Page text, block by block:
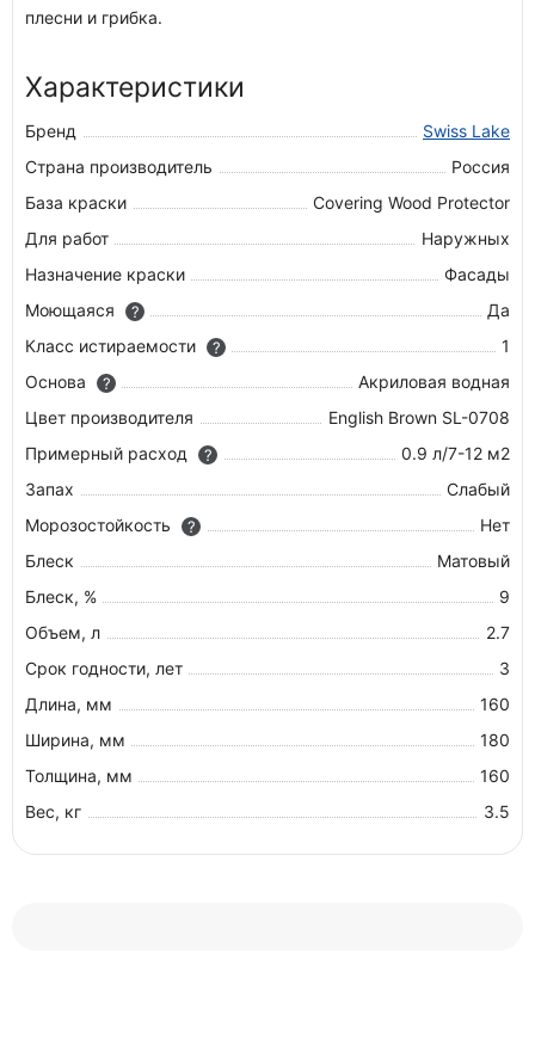
плесни и грибка.
Характеристики
Бренд
Swiss Lake
Страна производитель
Россия
База краски
Covering Wood Protector
Для работ
Наружных
Назначение краски
Фасады
Моющаяся
?
Да
Класс истираемости
?
1
Основа
?
Акриловая водная
Цвет производителя
English Brown SL-0708
Примерный расход
?
0.9 л/7-12 м2
Запах
Слабый
Морозостойкость
?
Нет
Блеск
Матовый
Блеск, %
9
Объем, л
2.7
Срок годности, лет
3
Длина, мм
160
Ширина, мм
180
Толщина, мм
160
Вес, кг
3.5